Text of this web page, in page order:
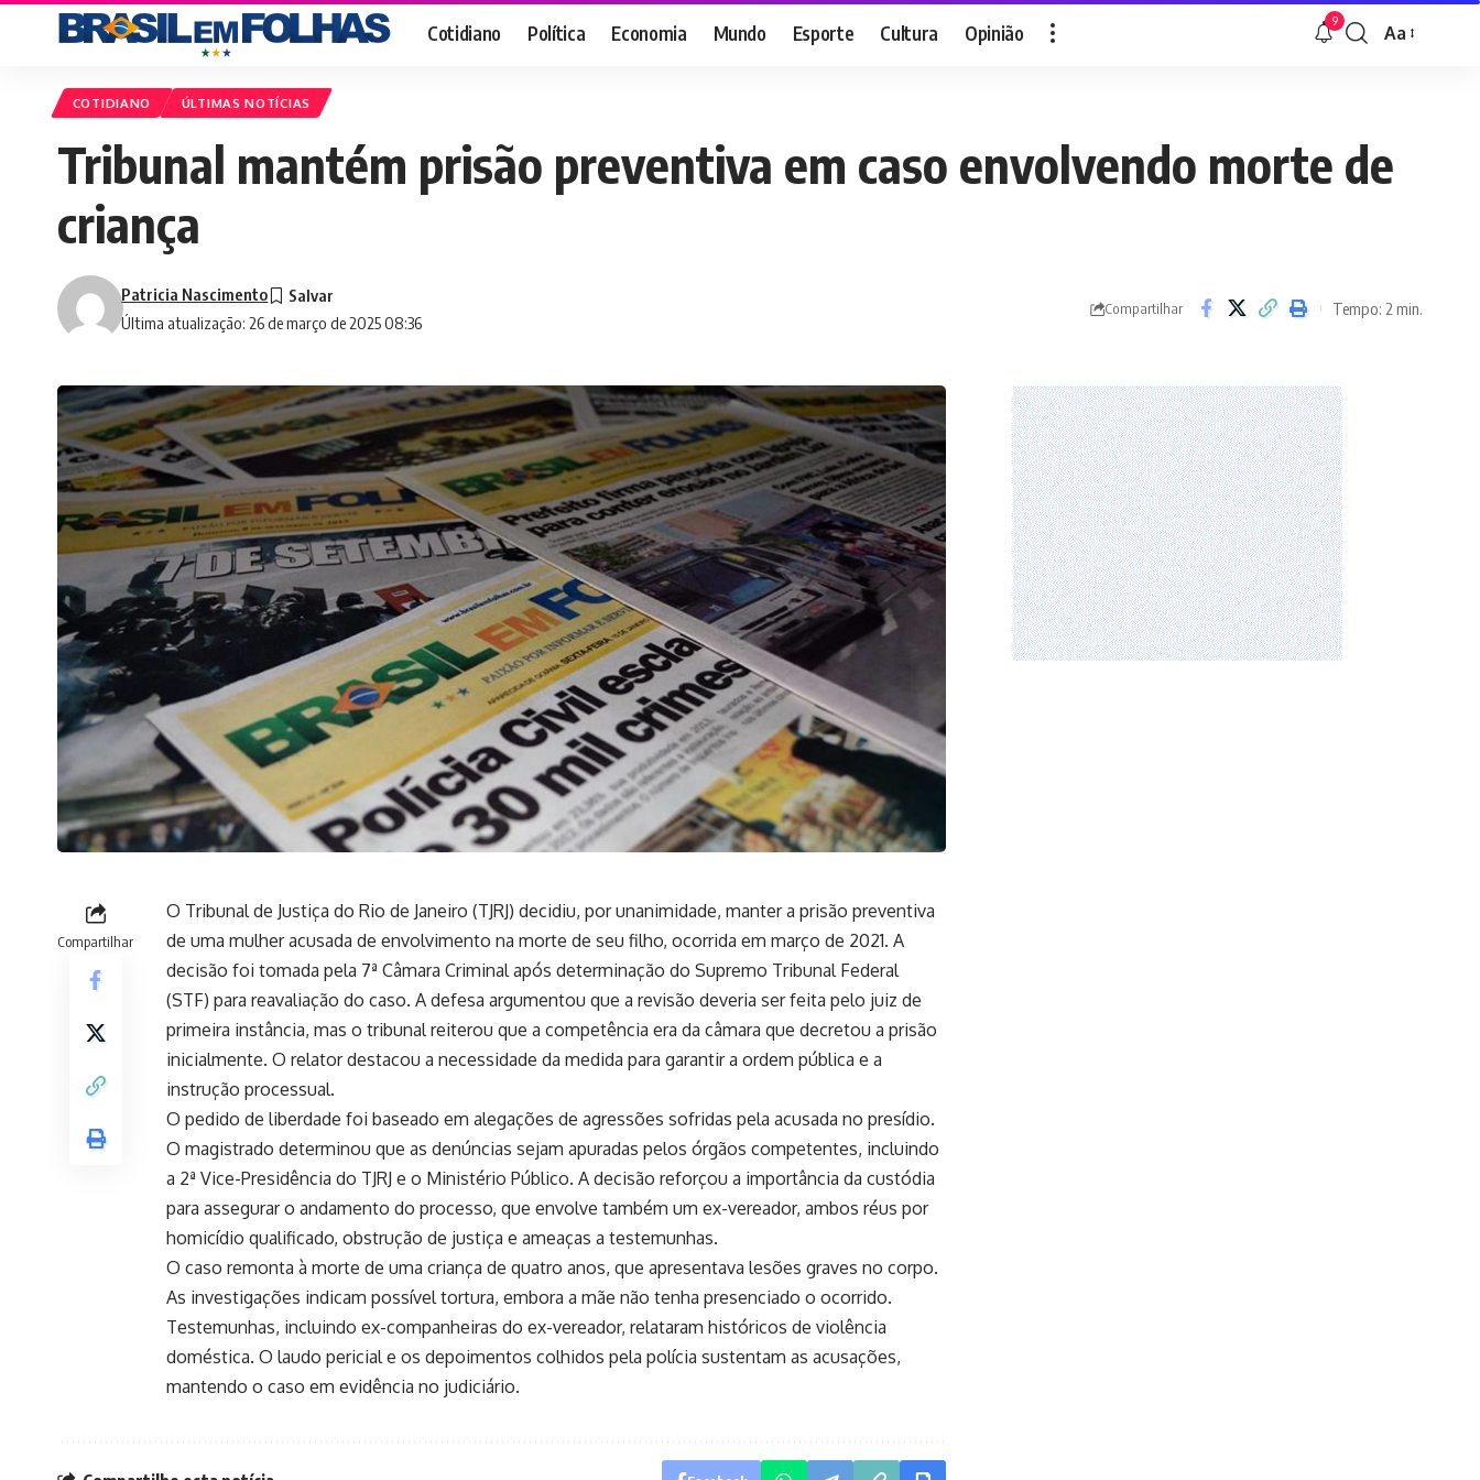
Cotidiano Política Economia Mundo Esporte Cultura Opinião 9
Font
Aa
COTIDIANO ÚLTIMAS NOTÍCIAS
Tribunal mantém prisão preventiva em caso envolvendo morte de
criança
Última atualização: 26 de março de 2025 08:36
Patricia Nascimento
Compartilhar Tempo: 2 min.
Compartilhar
O Tribunal de Justiça do Rio de Janeiro (TJRJ) decidiu, por unanimidade, manter a prisão preventiva
de uma mulher acusada de envolvimento na morte de seu filho, ocorrida em março de 2021. A
decisão foi tomada pela 7ª Câmara Criminal após determinação do Supremo Tribunal Federal
(STF) para reavaliação do caso. A defesa argumentou que a revisão deveria ser feita pelo juiz de
primeira instância, mas o tribunal reiterou que a competência era da câmara que decretou a prisão
inicialmente. O relator destacou a necessidade da medida para garantir a ordem pública e a
instrução processual.
O pedido de liberdade foi baseado em alegações de agressões sofridas pela acusada no presídio.
O magistrado determinou que as denúncias sejam apuradas pelos órgãos competentes, incluindo
a 2ª Vice-Presidência do TJRJ e o Ministério Público. A decisão reforçou a importância da custódia
para assegurar o andamento do processo, que envolve também um ex-vereador, ambos réus por
homicídio qualificado, obstrução de justiça e ameaças a testemunhas.
O caso remonta à morte de uma criança de quatro anos, que apresentava lesões graves no corpo.
As investigações indicam possível tortura, embora a mãe não tenha presenciado o ocorrido.
Testemunhas, incluindo ex-companheiras do ex-vereador, relataram históricos de violência
doméstica. O laudo pericial e os depoimentos colhidos pela polícia sustentam as acusações,
mantendo o caso em evidência no judiciário.